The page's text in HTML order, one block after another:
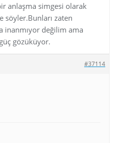
anlaşma simgesi olarak
söyler.Bunları zaten
inanmıyor değilim ama
gözüküyor.
#37114